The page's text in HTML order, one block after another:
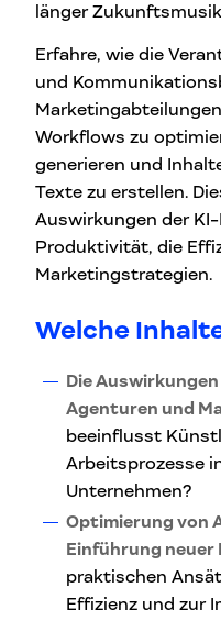
länger
Erfahre, wie die
und
Workflows zu
generieren und
Texte zu erstellen.
Auswirkungen der
Produktivität, die
Marketingstrategien.
Welche
Die
Agenturen und
beeinflusst
Arbeitsprozesse
Unternehmen?
Optimierung von
Einführung neuer
praktischen
Effizienz und zur